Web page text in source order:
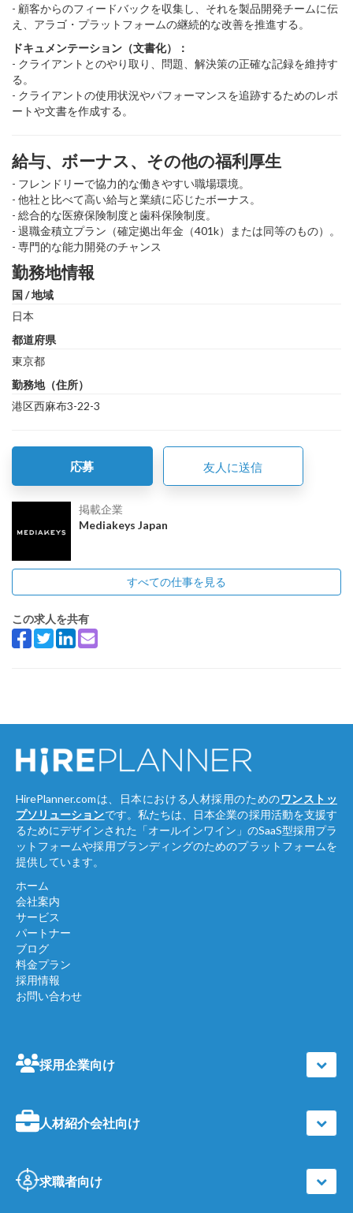
- 顧客からのフィードバックを収集し、それを製品開発チームに伝
え、アラゴ・プラットフォームの継続的な改善を推進する。
ドキュメンテーション（文書化）：
- クライアントとのやり取り、問題、解決策の正確な記録を維持す
る。
- クライアントの使用状況やパフォーマンスを追跡するためのレポ
ートや文書を作成する。
給与、ボーナス、その他の福利厚生
- フレンドリーで協力的な働きやすい職場環境。
- 他社と比べて高い給与と業績に応じたボーナス。
- 総合的な医療保険制度と歯科保険制度。
- 退職金積立プラン（確定拠出年金（401k）または同等のもの）。
- 専門的な能力開発のチャンス
勤務地情報
国 / 地域
日本
都道府県
東京都
勤務地（住所）
港区西麻布3-22-3
応募 友人に送信
掲載企業
Mediakeys Japan
すべての仕事を見る
この求人を共有
採用企業向け
人材紹介会社向け
求職者向け
HirePlanner.comは、日本における人材採用のためのワンストッ
プソリューションです。私たちは、日本企業の採用活動を支援す
るためにデザインされた「オールインワイン」のSaaS型採用プラ
ットフォームや採用ブランディングのためのプラットフォームを
提供しています。
ホーム
会社案内
サービス
パートナー
ブログ
料金プラン
採用情報
お問い合わせ